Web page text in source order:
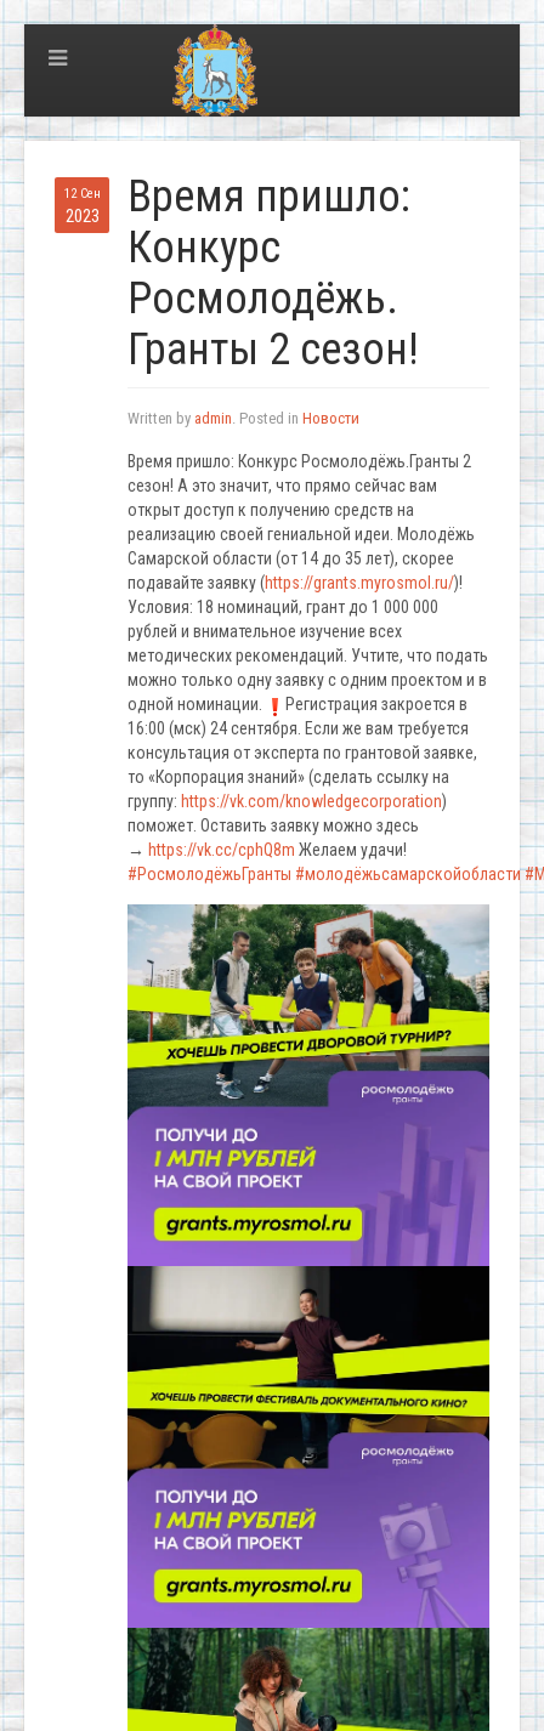
12 Сен
2023
Время пришло:
Конкурс
Росмолодёжь.
Гранты 2 сезон!
Written by admin. Posted in Новости
Время пришло: Конкурс Росмолодёжь.Гранты 2
сезон! А это значит, что прямо сейчас вам
открыт доступ к получению средств на
реализацию своей гениальной идеи. Молодёжь
Самарской области (от 14 до 35 лет), скорее
подавайте заявку (https://grants.myrosmol.ru/)!
Условия: 18 номинаций, грант до 1 000 000
рублей и внимательное изучение всех
методических рекомендаций. Учтите, что подать
можно только одну заявку с одним проектом и в
одной номинации.
Регистрация закроется в
16:00 (мск) 24 сентября. Если же вам требуется
консультация от эксперта по грантовой заявке,
то «Корпорация знаний» (сделать ссылку на
группу: https://vk.com/knowledgecorporation)
поможет. Оставить заявку можно здесь
→ https://vk.cc/cphQ8m Желаем удачи!
#РосмолодёжьГранты #молодёжьсамарскойобласти